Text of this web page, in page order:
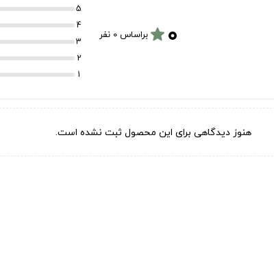
۰ starبراساس 0 نفر
5
4
3
2
1
هنوز دیدگاهی برای این محصول ثبت نشده است.